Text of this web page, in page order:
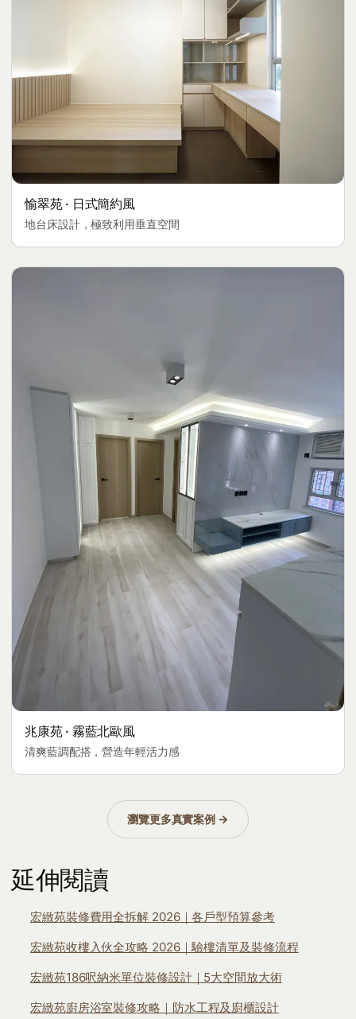
愉翠苑 · 日式簡約風
地台床設計，極致利用垂直空間
兆康苑 · 霧藍北歐風
清爽藍調配搭，營造年輕活力感
瀏覽更多真實案例 →
延伸閱讀
宏緻苑裝修費用全拆解 2026｜各戶型預算參考
宏緻苑收樓入伙全攻略 2026｜驗樓清單及裝修流程
宏緻苑186呎納米單位裝修設計｜5大空間放大術
宏緻苑廚房浴室裝修攻略｜防水工程及廚櫃設計